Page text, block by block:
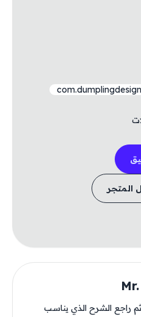
المتجر
ثم راجع الشرح الذي يناسب